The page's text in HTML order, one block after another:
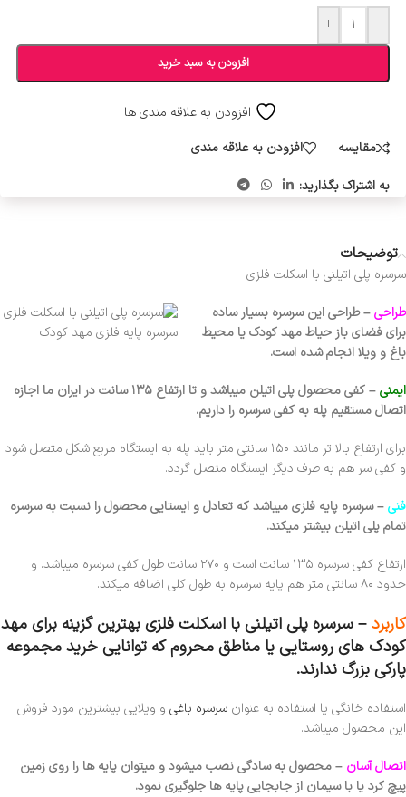
-
+
افزودن به سبد خرید
افزودن به علاقه مندی ها
مقایسه
افزودن به علاقه مندی
به اشتراک بگذارید:
توضیحات
سرسره پلی اتیلنی با اسکلت فلزی
سرسره پایه فلزی مهد کودک
طراحی– طراحی این سرسره بسیار ساده
برای فضای باز حیاط مهد کودک یا محیط
باغ و ویلا انجام شده است.
ایمنی
– کفی محصول پلی اتیلن میباشد و تا ارتفاع ۱۳۵ سانت در ایران ما اجازه
اتصال مستقیم پله به کفی سرسره را داریم.
برای ارتفاع بالا تر مانند ۱۵۰ سانتی متر باید پله به ایستگاه مربع شکل متصل شود
و کفی سر هم به طرف دیگر ایستگاه متصل گردد.
فنی– سرسره پایه فلزی میباشد که تعادل و ایستایی محصول را نسبت به سرسره
تمام پلی اتیلن بیشتر میکند.
ارتفاع کفی سرسره ۱۳۵ سانت است و ۲۷۰ سانت طول کفی سرسره میباشد. و
حدود ۸۰ سانتی متر هم پایه سرسره به طول کلی اضافه میکند.
کاربرد–سرسره پلی اتیلنی با اسکلت فلزیبهترین گزینه برای مهد
کودک های روستایی یا مناطق محروم که توانایی خرید مجموعه
پارکی بزرگ ندارند.
استفاده خانگی یا استفاده به عنوان سرسره باغی و ویلایی بیشترین مورد فروش
این محصول میباشد.
اتصال آسان – محصول به سادگی نصب میشود و میتوان پایه ها را روی زمین
پیچ کرد یا با سیمان از جابجایی پایه ها جلوگیری نمود.